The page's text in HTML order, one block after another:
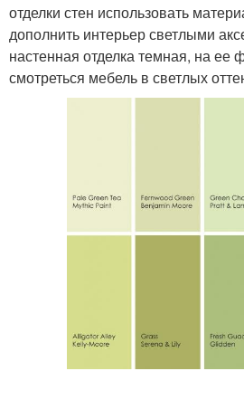
отделки стен использовать
дополнить интерьер светлыми
настенная отделка темная, на ее
смотреться мебель в светлых